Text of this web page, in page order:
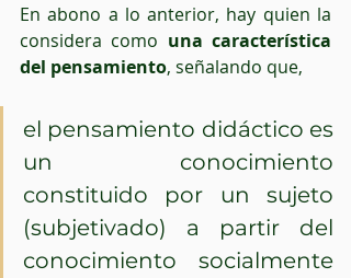
En abono a lo anterior, hay quien la
considera como una característica
del pensamiento, señalando que,
el pensamiento didáctico es
un conocimiento
constituido por un sujeto
(subjetivado) a partir del
conocimiento socialmente